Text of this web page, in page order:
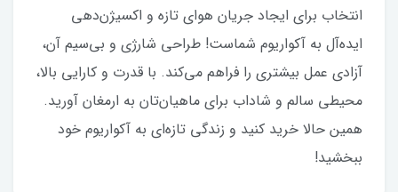
انتخاب برای ایجاد جریان هوای تازه و اکسیژن‌دهی
ایده‌آل به آکواریوم شماست! طراحی شارژی و بی‌سیم آن،
آزادی عمل بیشتری را فراهم می‌کند. با قدرت و کارایی بالا،
محیطی سالم و شاداب برای ماهیان‌تان به ارمغان آورید.
همین حالا خرید کنید و زندگی تازه‌ای به آکواریوم خود
ببخشید!